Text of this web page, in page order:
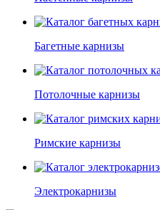
Багетные карнизы
Потолочные карнизы
Римские карнизы
Электрокарнизы